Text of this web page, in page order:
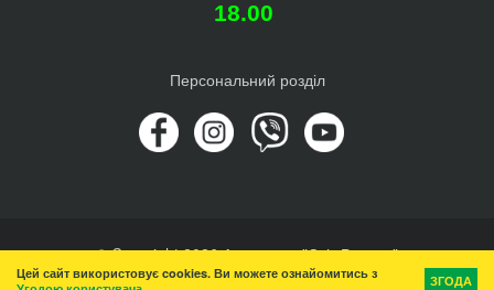
18.00
Персональний розділ
© Copyright 2026 Агроцентр "Світ Рослин"
Вгору
Цей сайт використовує cookies. Ви можете ознайомитись з
ЗГОДА